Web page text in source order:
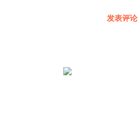
发表评论